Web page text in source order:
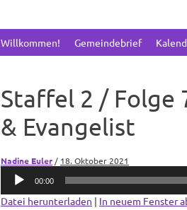
Willkommen! Gemeindebrief
Staffel 2 / Folge
& Evangelist
Nadine Euler / 18. Oktober 2021
Audio-
Player
00:00
Datei herunterladen | In neuem Fenster